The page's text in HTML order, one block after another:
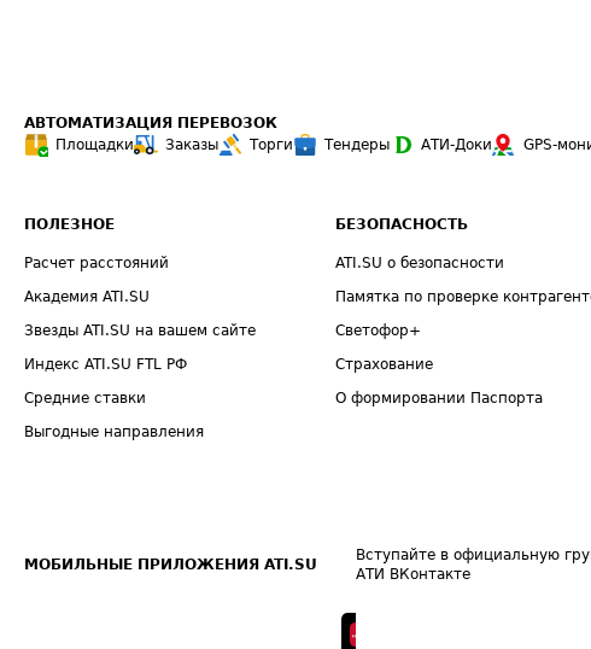
АВТОМАТИЗАЦИЯ ПЕРЕВОЗОК
Площадки
Заказы Торги Тендеры АТИ-Доки GPS-
ПОЛЕЗНОЕ
Расчет расстояний
Академия ATI.SU
Звезды ATI.SU на вашем сайте
Индекс ATI.SU FTL РФ
Средние ставки
Выгодные направления
БЕЗОПАСНОСТЬ
ATI.SU о безопасности
Памятка по проверке
Светофор+
Страхование
О формировании Паспорта
МОБИЛЬНЫЕ ПРИЛОЖЕНИЯ ATI.SU
Вступайте в официальную
АТИ ВКонтакте